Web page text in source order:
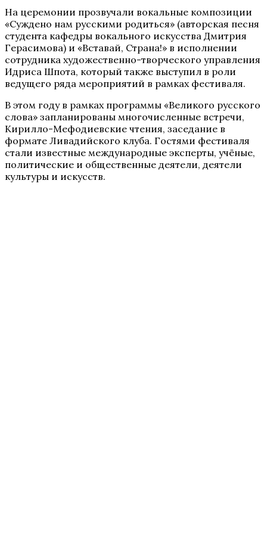
На церемонии прозвучали вокальные композиции
«Суждено нам русскими родиться» (авторская песня
студента кафедры вокального искусства Дмитрия
Герасимова) и «Вставай, Страна!» в исполнении
сотрудника художественно-творческого управления
Идриса Шпота, который также выступил в роли
ведущего ряда мероприятий в рамках фестиваля.
В этом году в рамках программы «Великого русского
слова» запланированы многочисленные встречи,
Кирилло-Мефодиевские чтения, заседание в
формате Ливадийского клуба. Гостями фестиваля
стали известные международные эксперты, учёные,
политические и общественные деятели, деятели
культуры и искусств.